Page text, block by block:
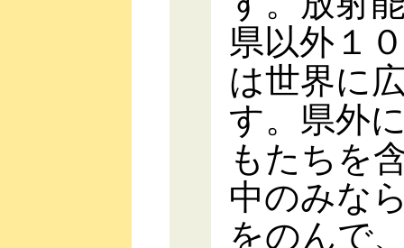
県以外１
は世界に
す。県外
もたちを
中のみな
をのんで